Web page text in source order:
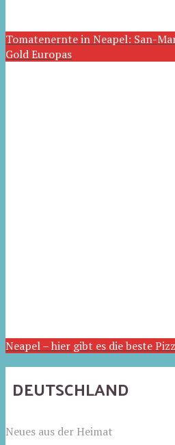
Tomatenernte in Neapel: San-
Gold Europas
Neapel – hier gibt es die beste
DEUTSCHLAND
Neues aus der Heimat